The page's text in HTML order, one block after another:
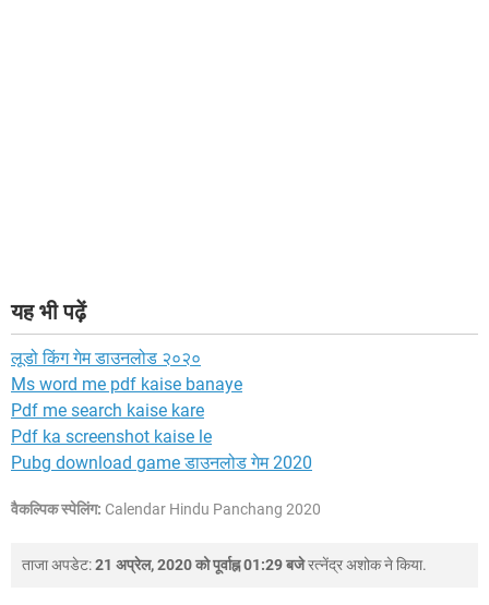
यह भी पढ़ें
लूडो किंग गेम डाउनलोड २०२०
Ms word me pdf kaise banaye
Pdf me search kaise kare
Pdf ka screenshot kaise le
Pubg download game डाउनलोड गेम 2020
वैकल्पिक स्पेलिंग: Calendar Hindu Panchang 2020
ताजा अपडेट:21 अप्रेल, 2020 को पूर्वाह्न 01:29 बजेरत्नेंद्र अशोकने किया.